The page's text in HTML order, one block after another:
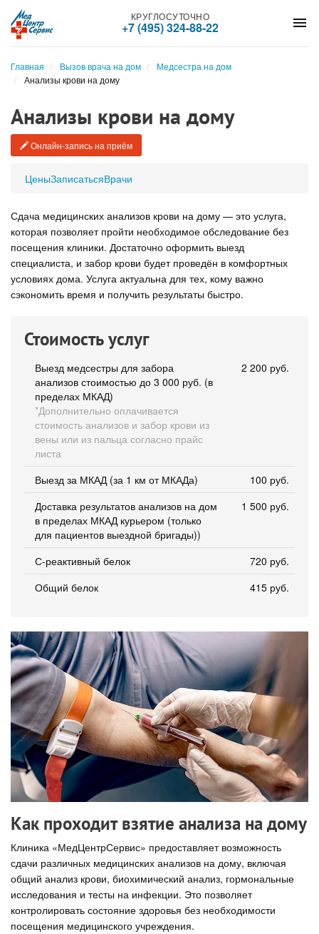
menu
КРУГЛОСУТОЧНО
+7 (495) 324-88-22
Главная Вызов врача на дом
Медсестра на дом
Анализы крови на дому
Анализы крови на дому
Онлайн-запись на приём
ЦеныЗаписатьсяВрачи
Сдача медицинских анализов крови на дому — это услуга,
которая позволяет пройти необходимое обследование без
посещения клиники. Достаточно оформить выезд
специалиста, и забор крови будет проведён в комфортных
условиях дома. Услуга актуальна для тех, кому важно
сэкономить время и получить результаты быстро.
Стоимость услуг
Выезд медсестры для забора
анализов стоимостью до 3 000 руб. (в
пределах МКАД)
*Дополнительно оплачивается
стоимость анализов и забор крови из
вены или из пальца согласно прайс
листа
2 200 руб.
Выезд за МКАД (за 1 км от МКАДа)
100 руб.
Доставка результатов анализов на дом
в пределах МКАД курьером (только
для пациентов выездной бригады))
1 500 руб.
С-реактивный белок
720 руб.
Общий белок
415 руб.
Как проходит взятие анализа на дому
Клиника «МедЦентрСервис» предоставляет возможность
сдачи различных медицинских анализов на дому, включая
общий анализ крови, биохимический анализ, гормональные
исследования и тесты на инфекции. Это позволяет
контролировать состояние здоровья без необходимости
посещения медицинского учреждения.